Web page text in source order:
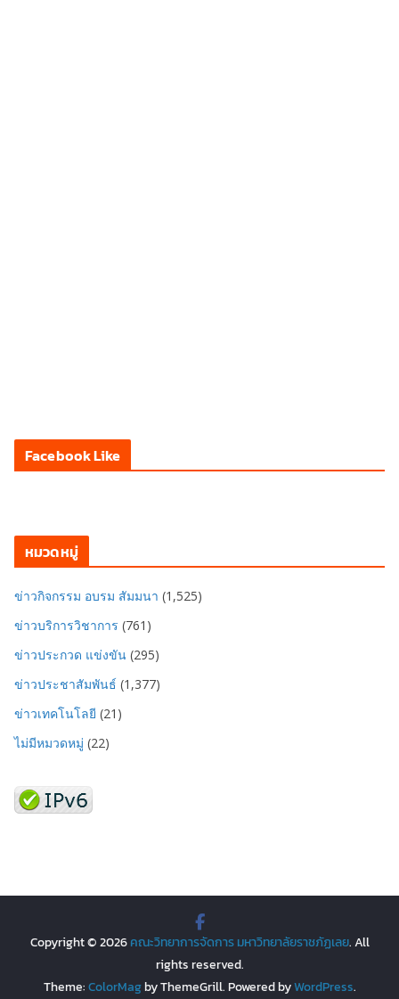
Facebook Like
หมวดหมู่
ข่าวกิจกรรม อบรม สัมมนา (1,525)
ข่าวบริการวิชาการ (761)
ข่าวประกวด แข่งขัน (295)
ข่าวประชาสัมพันธ์ (1,377)
ข่าวเทคโนโลยี (21)
ไม่มีหมวดหมู่ (22)
Copyright © 2026คณะวิทยาการจัดการ มหาวิทยาลัยราชภัฏเลย. All
rights reserved.
Theme:ColorMagby ThemeGrill. Powered byWordPress.